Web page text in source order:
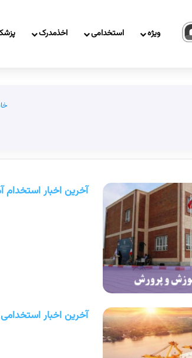
ویژه استخدامی اخذمدرک
آخرین اخبار استخدام آموزش
آخرین اخبار استخدامی